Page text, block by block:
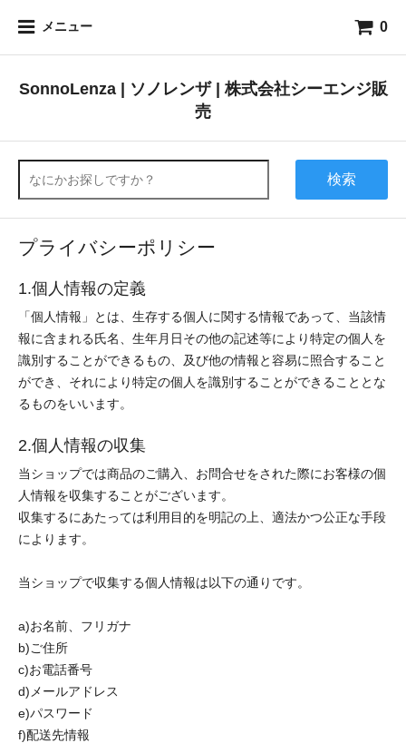
メニュー 0
SonnoLenza | ソノレンザ | 株式会社シーエンジ販
売
検索
プライバシーポリシー
1.個人情報の定義
「個人情報」とは、生存する個人に関する情報であって、当該情
報に含まれる氏名、生年月日その他の記述等により特定の個人を
識別することができるもの、及び他の情報と容易に照合すること
ができ、それにより特定の個人を識別することができることとな
るものをいいます。
2.個人情報の収集
当ショップでは商品のご購入、お問合せをされた際にお客様の個
人情報を収集することがございます。
収集するにあたっては利用目的を明記の上、適法かつ公正な手段
によります。
当ショップで収集する個人情報は以下の通りです。
a)お名前、フリガナ
b)ご住所
c)お電話番号
d)メールアドレス
e)パスワード
f)配送先情報